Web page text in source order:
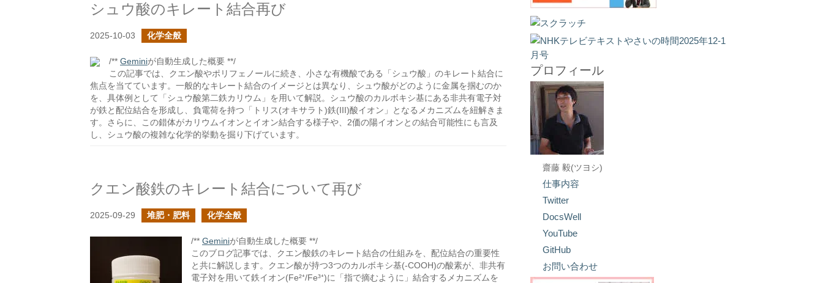
シュウ酸のキレート結合再び
2025-10-03 化学全般
/** Geminiが自動生成した概要 **/
この記事では、クエン酸やポリフェノールに続き、小さな有機酸である「シュウ酸」のキレート結合に
焦点を当てています。一般的なキレート結合のイメージとは異なり、シュウ酸がどのように金属を掴むのか
を、具体例として「シュウ酸第二鉄カリウム」を用いて解説。シュウ酸のカルボキシ基にある非共有電子対
が鉄と配位結合を形成し、負電荷を持つ「トリス(オキサラト)鉄(III)酸イオン」となるメカニズムを紐解きま
す。さらに、この錯体がカリウムイオンとイオン結合する様子や、2価の陽イオンとの結合可能性にも言及
し、シュウ酸の複雑な化学的挙動を掘り下げています。
クエン酸鉄のキレート結合について再び
2025-09-29 堆肥・肥料 化学全般
/** Geminiが自動生成した概要 **/
このブログ記事では、クエン酸鉄のキレート結合の仕組みを、配位結合の重要性
と共に解説します。クエン酸が持つ3つのカルボキシ基(-COOH)の酸素が、非共有
電子対を用いて鉄イオン(Fe²⁺/Fe³⁺)に「指で摘むように」結合するメカニズムを
プロフィール
齋藤 毅(ツヨシ)
仕事内容
Twitter
DocsWell
YouTube
GitHub
お問い合わせ